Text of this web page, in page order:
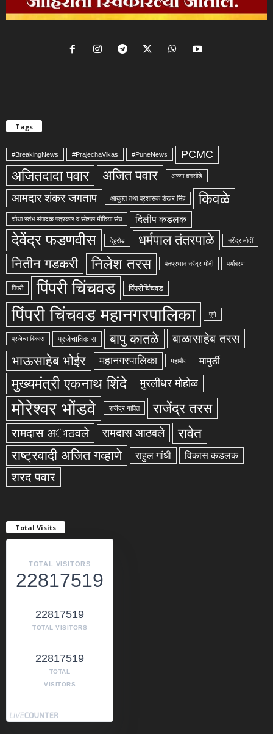
Tags
#BreakingNews #PrajechaVikas #PuneNews PCMC
अजितदादा पवार अजित पवार अण्णा बनसोडे
आमदार शंकर जगताप आयुक्त तथा प्रशासक शेखर सिंह किवळे
चौथा स्तंभ संपादक पत्रकार व सोशल मीडिया संघ दिलीप कडलक
देवेंद्र फडणवीस देहुरोड धर्मपाल तंतरपाळे नरेंद्र मोदीं
नितीन गडकरी निलेश तरस पंतप्रधान नरेंद्र मोदी पर्यावरण
पिंपरी पिंपरी चिंचवड पिंपरीचिंचवड
पिंपरी चिंचवड महानगरपालिका पुणे
प्रजेचा विकास प्रजेचाविकास बापु कातळे बाळासाहेब तरस
भाऊसाहेब भोईर महानगरपालिका महापौर मामुर्डी
मुख्यमंत्री एकनाथ शिंदे मुरलीधर मोहोळ
मोरेश्वर भोंडवे राजेंद्र गावित राजेंद्र तरस
रामदास अाठवले रामदास आठवले रावेत
राष्ट्रवादी अजित गव्हाणे राहुल गांधी विकास कडलक
शरद पवार
Total Visits
TOTAL VISITORS
22817519
22817519
TOTAL VISITORS
22817519
TOTAL
VISITORS